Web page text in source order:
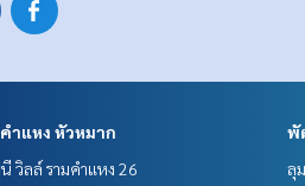
ำแหง หัวหมาก
วิลล์ รามคำแหง 26
พั
ลุ